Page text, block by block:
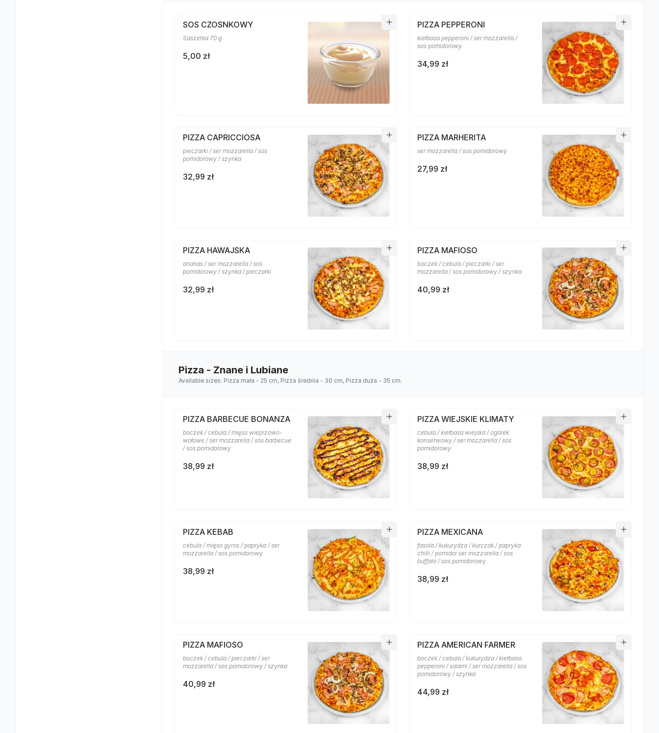
SOS CZOSNKOWY
Saszetka 70 g
5,00 zł
PIZZA PEPPERONI
kiełbasa pepperoni / ser mozzarella /
sos pomidorowy
34,99 zł
PIZZA CAPRICCIOSA
pieczarki / ser mozzarella / sos
pomidorowy / szynka
32,99 zł
PIZZA MARHERITA
ser mozzarella / sos pomidorowy
27,99 zł
PIZZA HAWAJSKA
ananas / ser mozzarella / sos
pomidorowy / szynka / pieczarki
32,99 zł
PIZZA MAFIOSO
boczek / cebula / pieczarki / ser
mozzarella / sos pomidorowy / szynka
40,99 zł
Pizza - Znane i Lubiane
Available sizes: Pizza mała - 25 cm, Pizza średnia - 30 cm, Pizza duża - 35 cm.
PIZZA BARBECUE BONANZA
boczek / cebula / mięso wieprzowo-
wołowe / ser mozzarella / sos barbecue
/ sos pomidorowy
38,99 zł
PIZZA WIEJSKIE KLIMATY
cebula / kiełbasa wiejska / ogórek
konserwowy / ser mozzarella / sos
pomidorowy
38,99 zł
PIZZA KEBAB
cebula / mięso gyros / papryka / ser
mozzarella / sos pomidorowy
38,99 zł
PIZZA MEXICANA
fasola / kukurydza / kurczak / papryka
chilli / pomidor ser mozzarella / sos
buffalo / sos pomidorowy
38,99 zł
PIZZA MAFIOSO
boczek / cebula / pieczarki / ser
mozzarella / sos pomidorowy / szynka
40,99 zł
PIZZA AMERICAN FARMER
boczek / cebula / kukurydza / kiełbasa
pepperoni / salami / ser mozzarella / sos
pomidorowy / szynka
44,99 zł